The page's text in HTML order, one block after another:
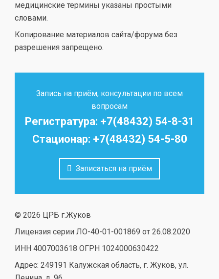
медицинские термины указаны простыми
словами.
Копирование материалов сайта/форума без
разрешения запрещено.
Запись на приём, консультации по всем
вопросам
Регистратура: +7(48432) 54-8-31
Стационар: +7(48432) 54-5-80
Записаться на приём
© 2026 ЦРБ г.Жуков
Лицензия серии ЛО-40-01-001869 от 26.08.2020
ИНН 4007003618 ОГРН 1024000630422
Адрес: 249191 Калужская область, г. Жуков, ул.